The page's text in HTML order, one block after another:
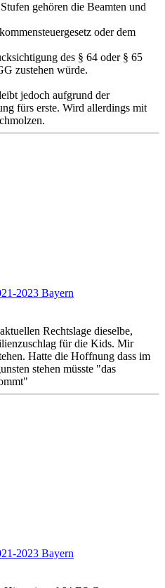
gehören die Beamten und
oder dem
des § 64 oder § 65
zustehen würde.
jedoch aufgrund der
fürs erste. Wird allerdings mit
2023 Bayern
Rechtslage dieselbe,
für die Kids. Mir
Hatte die Hoffnung dass im
stehen müsste "das
2023 Bayern